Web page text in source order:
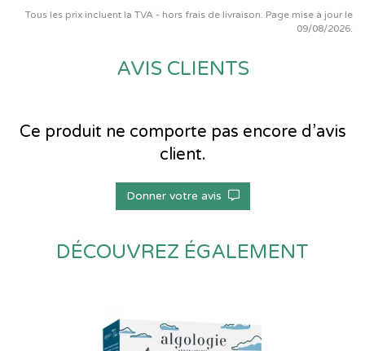
Tous les prix incluent la TVA - hors frais de livraison. Page mise à jour le
09/08/2026.
AVIS CLIENTS
Ce produit ne comporte pas encore d’avis
client.
Donner votre avis
DÉCOUVREZ ÉGALEMENT